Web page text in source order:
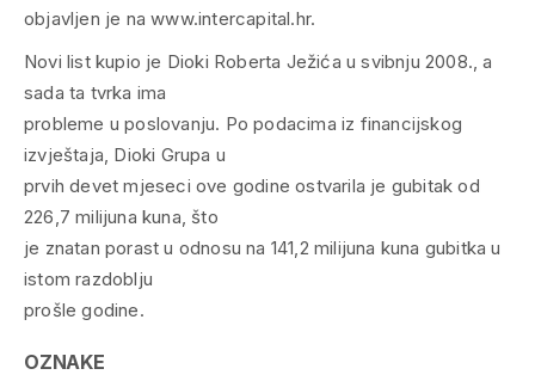
objavljen je na www.intercapital.hr.
Novi list kupio je Dioki Roberta Ježića u svibnju 2008., a
sada ta tvrka ima
probleme u poslovanju. Po podacima iz financijskog
izvještaja, Dioki Grupa u
prvih devet mjeseci ove godine ostvarila je gubitak od
226,7 milijuna kuna, što
je znatan porast u odnosu na 141,2 milijuna kuna gubitka u
istom razdoblju
prošle godine.
OZNAKE